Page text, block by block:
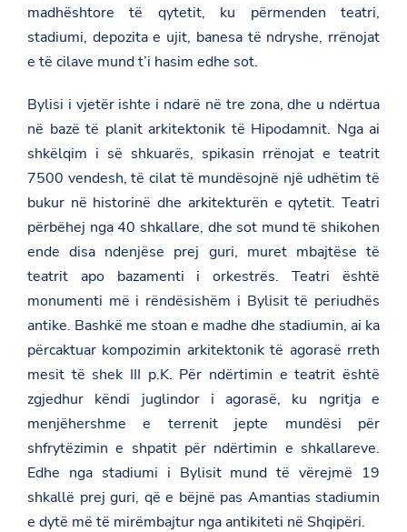
madhështore të qytetit, ku përmenden teatri,
stadiumi, depozita e ujit, banesa të ndryshe, rrënojat
e të cilave mund t’i hasim edhe sot.
Bylisi i vjetër ishte i ndarë në tre zona, dhe u ndërtua
në bazë të planit arkitektonik të Hipodamnit. Nga ai
shkëlqim i së shkuarës, spikasin rrënojat e teatrit
7500 vendesh, të cilat të mundësojnë një udhëtim të
bukur në historinë dhe arkitekturën e qytetit. Teatri
përbëhej nga 40 shkallare, dhe sot mund të shikohen
ende disa ndenjëse prej guri, muret mbajtëse të
teatrit apo bazamenti i orkestrës. Teatri është
monumenti më i rëndësishëm i Bylisit të periudhës
antike. Bashkë me stoan e madhe dhe stadiumin, ai ka
përcaktuar kompozimin arkitektonik të agorasë rreth
mesit të shek III p.K. Për ndërtimin e teatrit është
zgjedhur këndi juglindor i agorasë, ku ngritja e
menjëhershme e terrenit jepte mundësi për
shfrytëzimin e shpatit për ndërtimin e shkallareve.
Edhe nga stadiumi i Bylisit mund të vërejmë 19
shkallë prej guri, që e bëjnë pas Amantias stadiumin
e dytë më të mirëmbajtur nga antikiteti në Shqipëri.